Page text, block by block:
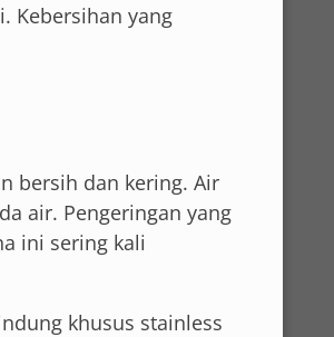
Kebersihan yang
bersih dan kering. Air
air. Pengeringan yang
ini sering kali
khusus stainless